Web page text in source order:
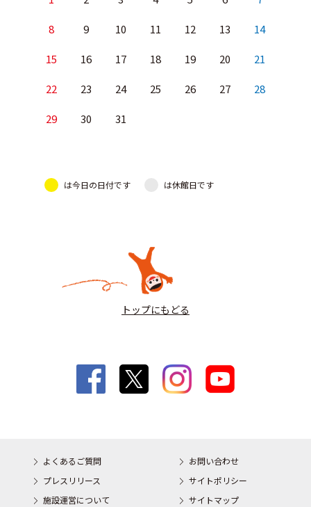
8 9 10 11 12 13 14
15 16 17 18 19 20 21
22 23 24 25 26 27 28
29 30 31
は今日の日付です は休館日です
トップにもどる
よくあるご質問
お問い合わせ
プレスリリース
サイトポリシー
施設運営について
サイトマップ